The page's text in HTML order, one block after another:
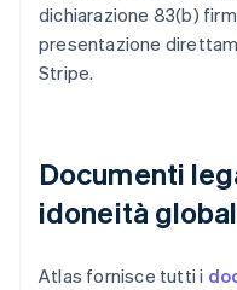
dichiarazione 83(b)
presentazione
Stripe.
Documenti
idoneità
Atlas fornisce tutti i